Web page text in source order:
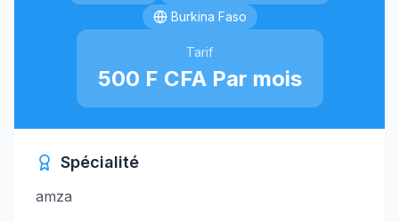
Burkina Faso
Tarif
500 F CFA Par mois
Spécialité
amza